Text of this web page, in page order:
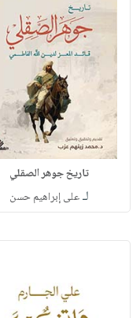
تاريخ جوهر الصقلي
لـعلى إبراهيم حسن